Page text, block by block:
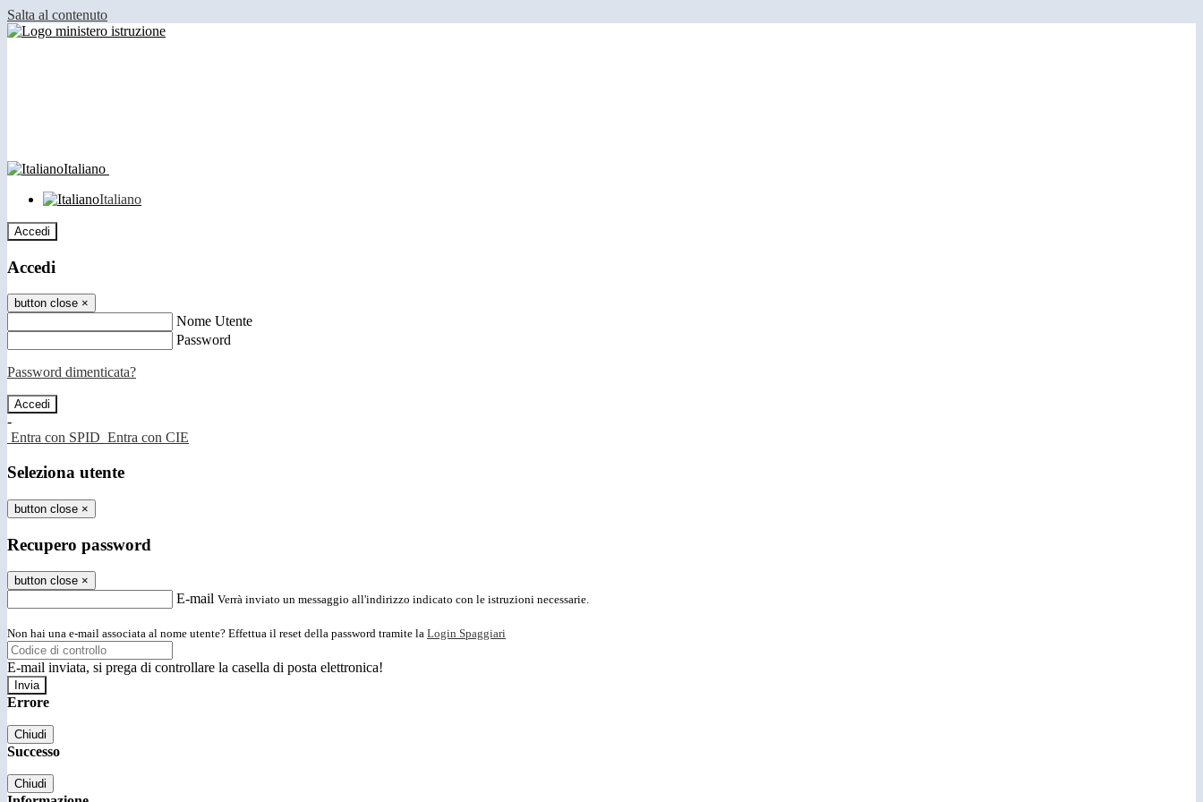
Salta al contenuto
Italiano
Italiano
Accedi
Accedi
button close ×
Nome Utente
Password
Password dimenticata?
-
Entra con SPID Entra con CIE
Seleziona utente
button close ×
Recupero password
button close ×
E-mail Verrà inviato un messaggio all'indirizzo indicato con le istruzioni necessarie.
Non hai una e-mail associata al nome utente? Effettua il reset della password tramite la Login Spaggiari
E-mail inviata, si prega di controllare la casella di posta elettronica!
Errore
Chiudi
Successo
Chiudi